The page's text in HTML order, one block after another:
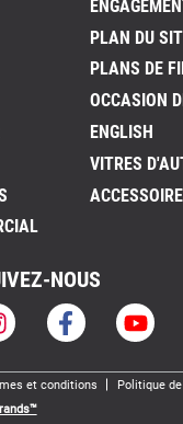
PLAN DU
PLANS DE
OCCASION
ENGLISH
VITRES
NOUS
et conditions Politique